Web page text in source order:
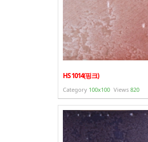
HS 1014(핑크)
Category 100x100 Views 820